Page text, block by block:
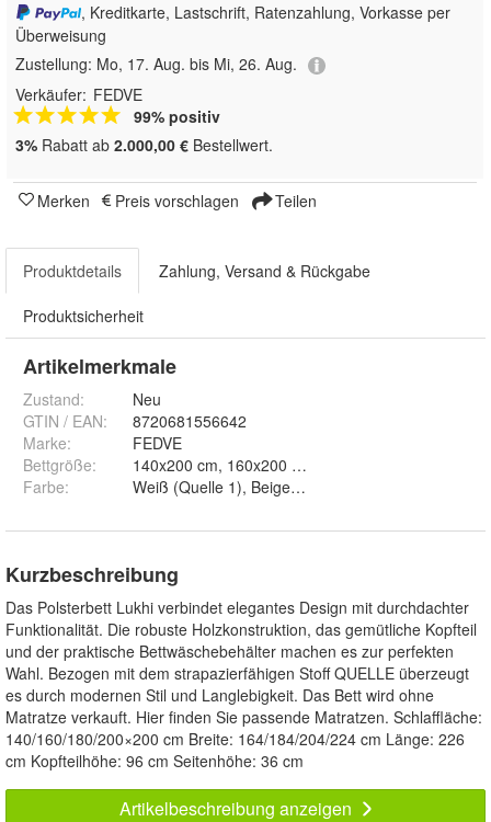
, Kreditkarte, Lastschrift, Ratenzahlung, Vorkasse per
Überweisung
Zustellung: Mo, 17. Aug. bis Mi, 26. Aug.
Verkäufer: FEDVE
99% positiv
3% Rabatt ab 2.000,00 € Bestellwert.
Merken Preis vorschlagen Teilen
Produktdetails Zahlung, Versand & Rückgabe
Produktsicherheit
Artikelmerkmale
Zustand:
Neu
GTIN / EAN:
8720681556642
Marke:
FEDVE
Bettgröße:
Farbe:
Kurzbeschreibung
Das Polsterbett Lukhi verbindet elegantes Design mit durchdachter
Funktionalität. Die robuste Holzkonstruktion, das gemütliche Kopfteil
und der praktische Bettwäschebehälter machen es zur perfekten
Wahl. Bezogen mit dem strapazierfähigen Stoff QUELLE überzeugt
es durch modernen Stil und Langlebigkeit. Das Bett wird ohne
Matratze verkauft. Hier finden Sie passende Matratzen. Schlaffläche:
140/160/180/200×200 cm Breite: 164/184/204/224 cm Länge: 226
cm Kopfteilhöhe: 96 cm Seitenhöhe: 36 cm
Artikelbeschreibung anzeigen